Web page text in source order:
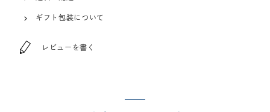
ギフト包装について
レビューを書く